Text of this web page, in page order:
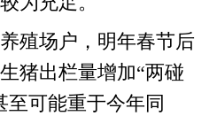
场户，明年春节后
猪出栏量增加“两碰
至可能重于今年同